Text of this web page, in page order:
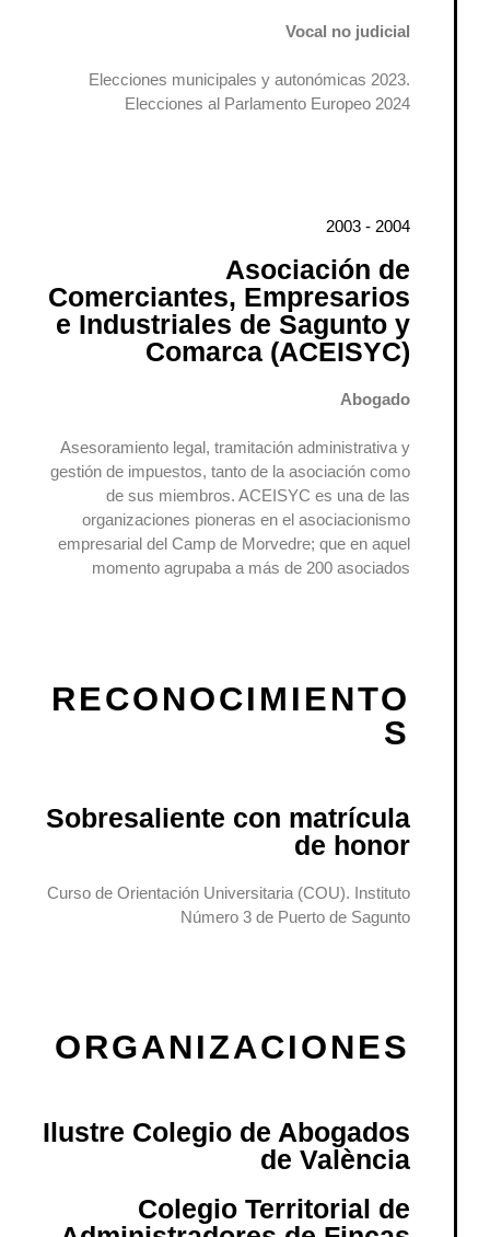
Vocal no judicial
Elecciones municipales y autonómicas 2023.
Elecciones al Parlamento Europeo 2024
2003 - 2004
Asociación de
Comerciantes, Empresarios
e Industriales de Sagunto y
Comarca (ACEISYC)
Abogado
Asesoramiento legal, tramitación administrativa y
gestión de impuestos, tanto de la asociación como
de sus miembros. ACEISYC es una de las
organizaciones pioneras en el asociacionismo
empresarial del Camp de Morvedre; que en aquel
momento agrupaba a más de 200 asociados
RECONOCIMIENTO
S
Sobresaliente con matrícula
de honor
Curso de Orientación Universitaria (COU). Instituto
Número 3 de Puerto de Sagunto
ORGANIZACIONES
Ilustre Colegio de Abogados
de València
Colegio Territorial de